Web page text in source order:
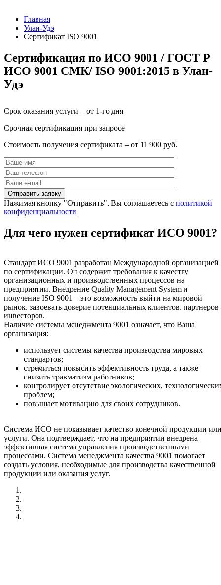
Главная
Улан-Удэ
Сертификат ISO 9001
Сертификация по ИСО 9001 / ГОСТ Р
ИСО 9001 СМК/ ISO 9001:2015 в Улан-
Удэ
Срок оказания услуги – от 1-го дня
Срочная сертификация при запросе
Стоимость получения сертификата – от 11 900 руб.
Нажимая кнопку "Отправить", Вы соглашаетесь с политикой
конфиденциальности
Для чего нужен сертификат ИСО 9001?
Стандарт ИСО 9001 разработан Международной организацией
по сертификации. Он содержит требования к качеству
организационных и производственных процессов на
предприятии. Внедрение Quality Management System и
получение ISO 9001 – это возможность выйти на мировой
рынок, завоевать доверие потенциальных клиентов, партнеров
инвесторов.
Наличие системы менеджмента 9001 означает, что Ваша
организация:
использует системы качества производства мировых
стандартов;
стремиться повысить эффективность труда, а также
снизить травматизм работников;
контролирует отсутствие экологических,
проблем;
повышает мотивацию для своих сотрудников.
Система ИСО не показывает качество конечной продукции или
услуги. Она подтверждает, что на предприятии внедрена
эффективная система управления производственными
процессами. Система менеджмента качества 9001 помогает
создать условия, необходимые для производства качественной
продукции или оказания услуг.